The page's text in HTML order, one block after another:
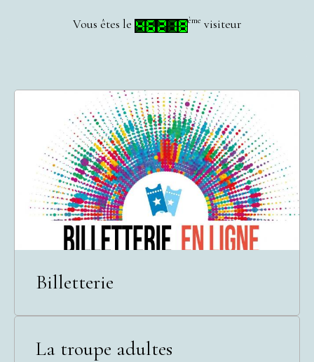
Vous êtes le ème visiteur
Billetterie
La troupe adultes